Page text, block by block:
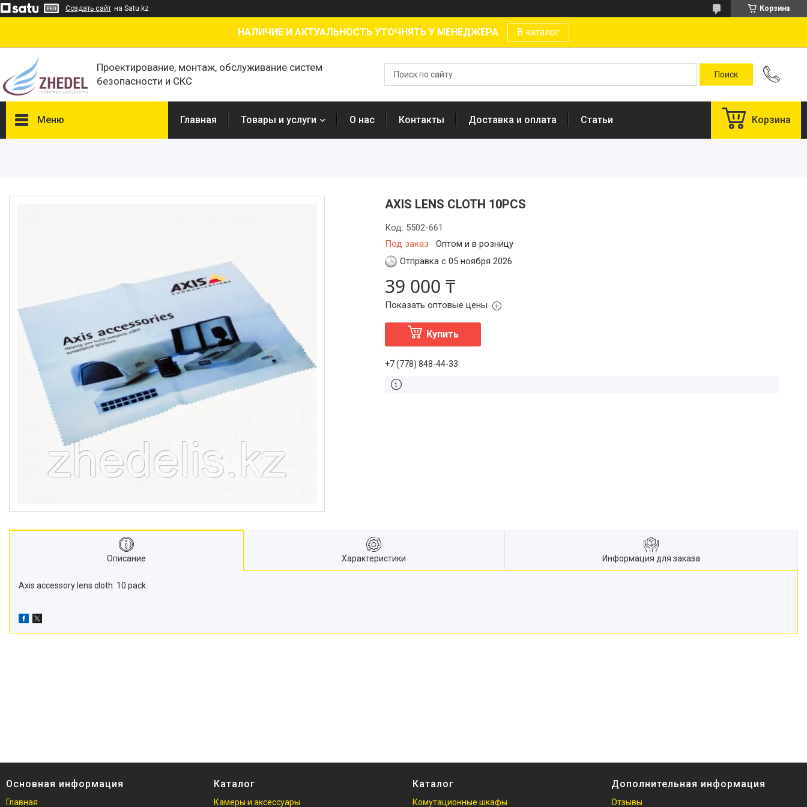
Создать сайт на Satu.kz Корзина
НАЛИЧИЕ И АКТУАЛЬНОСТЬ УТОЧНЯТЬ У МЕНЕДЖЕРА В каталог
Проектирование, монтаж, обслуживание систем
безопасности и СКС
Меню Главная Товары и услуги О нас Контакты Доставка и оплата Статьи Корзина
AXIS LENS CLOTH 10PCS
Под заказ Оптом и в розницу
Код: 5502-661
Отправка с 05 ноября 2026
39 000 ₸
Показать оптовые цены
Купить
+7 (778) 848-44-33
Описание Характеристики Информация для заказа
Axis accessory lens cloth. 10 pack
Основная информация
Главная
Каталог
Камеры и аксессуары
Каталог
Комутационные шкафы
Дополнительная информация
Отзывы